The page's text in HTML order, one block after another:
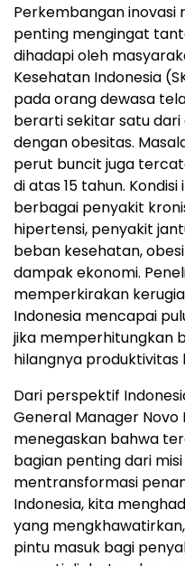
Perkembangan inovasi
penting mengingat
dihadapi oleh
Kesehatan Indonesia
pada orang dewasa
berarti sekitar satu
dengan obesitas.
perut buncit juga
di atas 15 tahun.
berbagai penyakit
hipertensi, penyakit
beban kesehatan,
dampak ekonomi.
memperkirakan
Indonesia mencapai
jika memperhitungkan
hilangnya produktivitas
Dari perspektif
General Manager Novo
menegaskan bahwa
bagian penting dari
mentransformasi
Indonesia, kita
yang
pintu masuk bagi